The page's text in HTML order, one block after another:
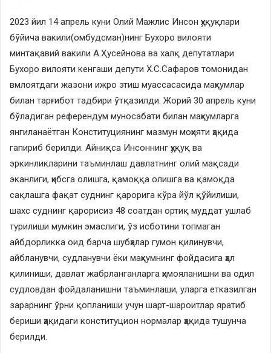
2023 йил 14 апрель куни Олий Мажлис Инсон ҳуқуқлари
бўйича вакили(омбудсман)нинг Бухоро вилояти
минтақавий вакили А.Ҳусейнова ва халқ депутатлари
Бухоро вилояти кенгаши депути Х.С.Сафаров томонидан
вмлоятдаги жазони ижро этиш муассасасида маҳкумлар
билан тарғибот тадбири ўтқазилди. Жорий 30 апрель куни
бўладиган референдум муносабати билан маҳкумларга
янгиланаётган Конституциянинг мазмун моҳияти ҳақида
гапириб берилди. Айниқса Инсоннинг ҳуқуқ ва
эркинликларини таъминлаш давлатнинг олий мақсади
эканлиги, ҳибсга олишга, қамоққа олишга ва қамоқда
сақлашга фақат суднинг қарорига кўра йўл қўйилиши,
шахс суднинг қарорисиз 48 соатдан ортиқ муддат ушлаб
турилиши мумкин эмаслиги, ўз исботини топмаган
айбдорликка оид барча шубҳалар гумон қилинувчи,
айбланувчи, судланувчи ёки маҳкумнинг фойдасига ҳал
қилиниши, давлат жабрланганларга ҳимояланишни ва одил
судловдан фойдаланишни таъминлаши, уларга етказилган
зарарнинг ўрни қопланиши учун шарт-шароитлар яратиб
бериши ҳақидаги конституцион нормалар ҳақида тушунча
берилди.